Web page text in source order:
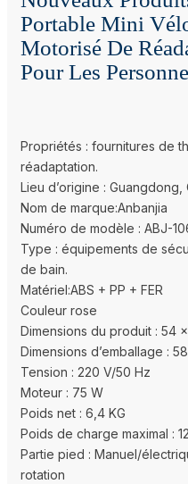
Portable Mini
Motorisé De
Pour Les
Propriétés : fournitures de
réadaptation.
Lieu d’origine : Guangdong,
Nom de marque:Anbanjia
Numéro de modèle : ABJ-
Type : équipements de
de bain.
Matériel:ABS + PP + FER
Couleur rose
Dimensions du produit : 54
Dimensions d’emballage :
Tension : 220 V/50 Hz
Moteur : 75 W
Poids net : 6,4 KG
Poids de charge maximal :
Partie pied : Manuel/
rotation